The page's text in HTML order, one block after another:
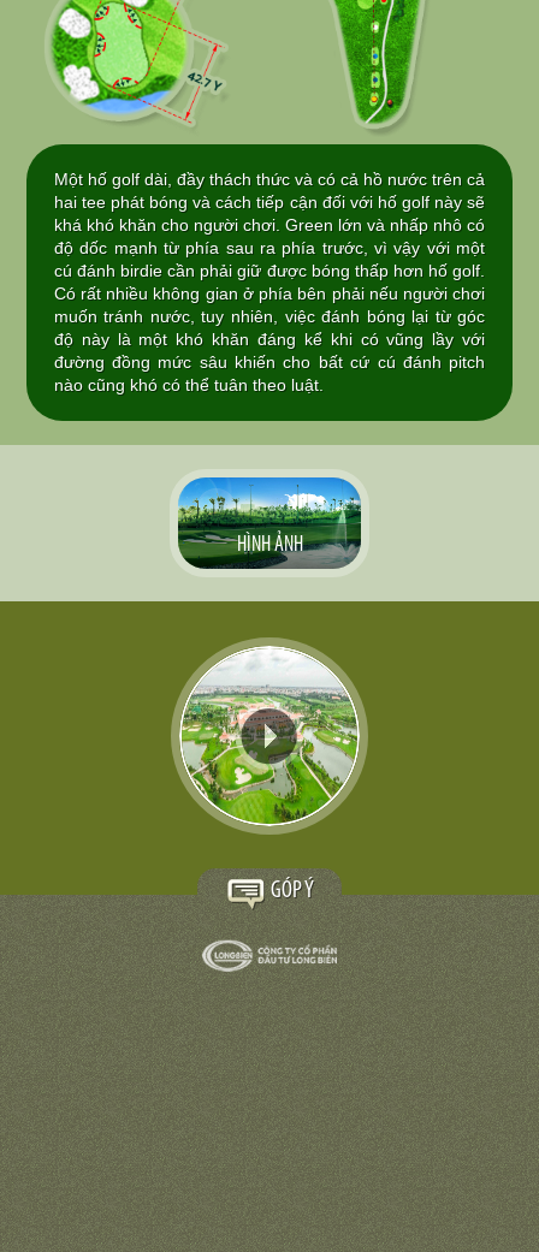
Một hố golf dài, đầy thách thức và có cả hồ nước trên cả
hai tee phát bóng và cách tiếp cận đối với hố golf này sẽ
khá khó khăn cho người chơi. Green lớn và nhấp nhô có
độ dốc mạnh từ phía sau ra phía trước, vì vậy với một
cú đánh birdie cần phải giữ được bóng thấp hơn hố golf.
Có rất nhiều không gian ở phía bên phải nếu người chơi
muốn tránh nước, tuy nhiên, việc đánh bóng lại từ góc
độ này là một khó khăn đáng kể khi có vũng lầy với
đường đồng mức sâu khiến cho bất cứ cú đánh pitch
nào cũng khó có thể tuân theo luật.
HÌNH ẢNH
GÓP Ý